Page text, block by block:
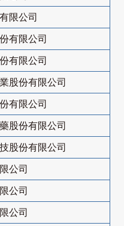
限公司
有限公司
有限公司
股份有限公司
有限公司
股份有限公司
股份有限公司
公司
公司
公司